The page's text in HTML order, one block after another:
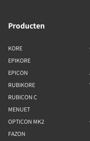
Producten
KORE
EPIKORE
EPICON
RUBIKORE
RUBICON C
MENUET
OPTICON MK2
FAZON